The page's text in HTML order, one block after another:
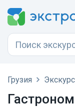
Грузия